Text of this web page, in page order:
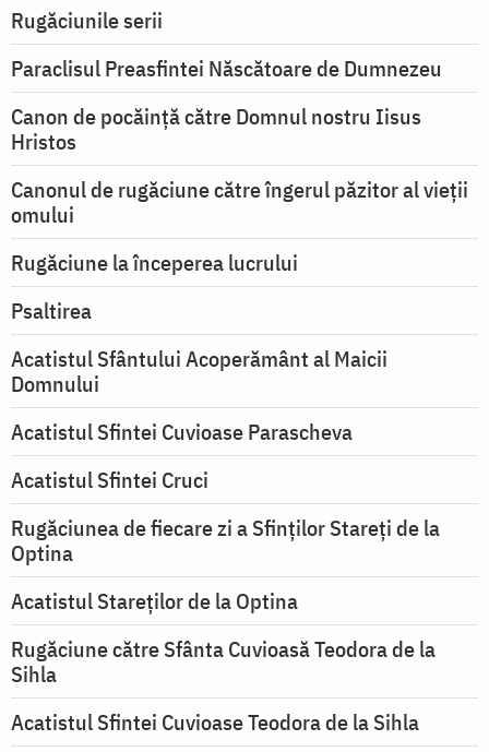
Rugăciunile serii
Paraclisul Preasfintei Născătoare de Dumnezeu
Canon de pocăință către Domnul nostru Iisus
Hristos
Canonul de rugăciune către îngerul păzitor al vieții
omului
Rugăciune la începerea lucrului
Psaltirea
Acatistul Sfântului Acoperământ al Maicii
Domnului
Acatistul Sfintei Cuvioase Parascheva
Acatistul Sfintei Cruci
Rugăciunea de fiecare zi a Sfinților Stareți de la
Optina
Acatistul Stareţilor de la Optina
Rugăciune către Sfânta Cuvioasă Teodora de la
Sihla
Acatistul Sfintei Cuvioase Teodora de la Sihla